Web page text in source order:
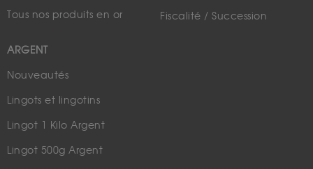
Tous nos produits en or
ARGENT
Nouveautés
Lingots et lingotins
Lingot 1 Kilo Argent
Lingot 500g Argent
Fiscalité / Succession